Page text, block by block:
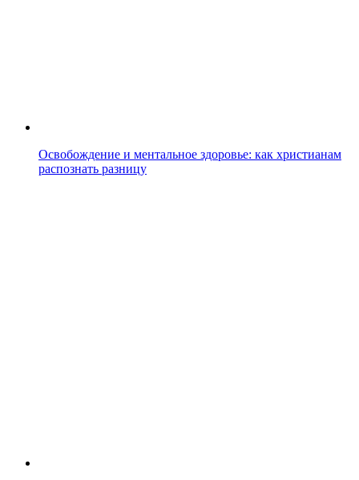
Освобождение и ментальное здоровье: как христианам
распознать разницу